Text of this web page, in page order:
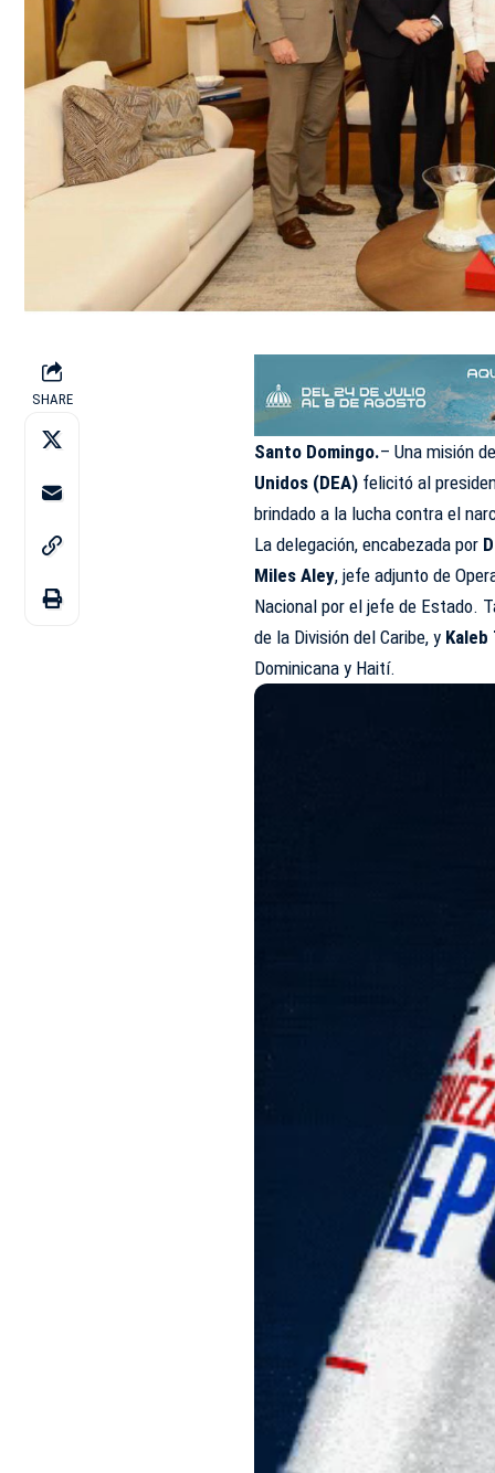
SHARE
Santo Domingo.– Una misión
Unidos (DEA) felicitó al
brindado a la lucha contra el
La delegación, encabezada por
Miles Aley, jefe adjunto de
Nacional por el jefe de Estado.
de la División del Caribe, y Kaleb
Dominicana y Haití.